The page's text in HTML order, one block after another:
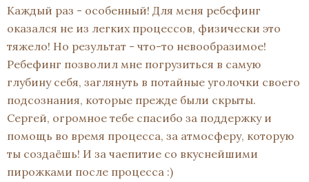
Каждый раз - особенный! Для меня ребефинг
оказался не из легких процессов, физически это
тяжело! Но результат - что-то невообразимое!
Ребефинг позволил мне погрузиться в самую
глубину себя, заглянуть в потайные уголочки своего
подсознания, которые прежде были скрыты.
Сергей, огромное тебе спасибо за поддержку и
помощь во время процесса, за атмосферу, которую
ты создаёшь! И за чаепитие со вкуснейшими
пирожками после процесса :)